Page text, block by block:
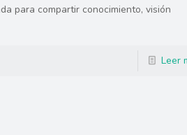
para compartir conocimiento, visión
Leer